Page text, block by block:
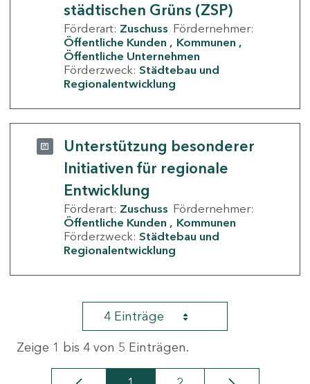
städtischen Grüns (ZSP)
Förderart: Zuschuss Fördernehmer:
Öffentliche Kunden
Kommunen
Öffentliche Unternehmen
Förderzweck: Städtebau und
Regionalentwicklung
Unterstützung besonderer
Initiativen für regionale
Entwicklung
Förderart: Zuschuss Fördernehmer:
Öffentliche Kunden
Kommunen
Förderzweck: Städtebau und
Regionalentwicklung
4 Einträge
Zeige 1 bis 4 von 5 Einträgen.